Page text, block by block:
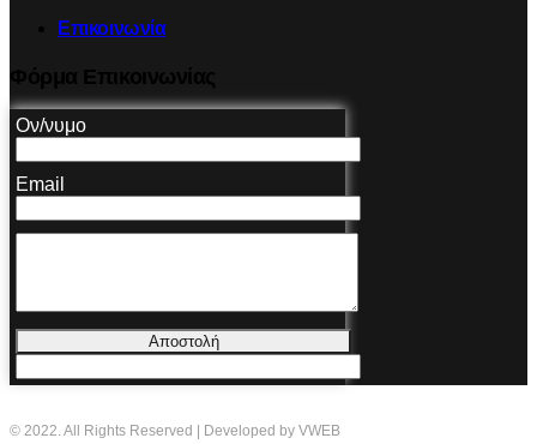
Επικοινωνία
Ον/νυμο
Email
Αποστολή
© 2022. All Rights Reserved | Developed by VWEB